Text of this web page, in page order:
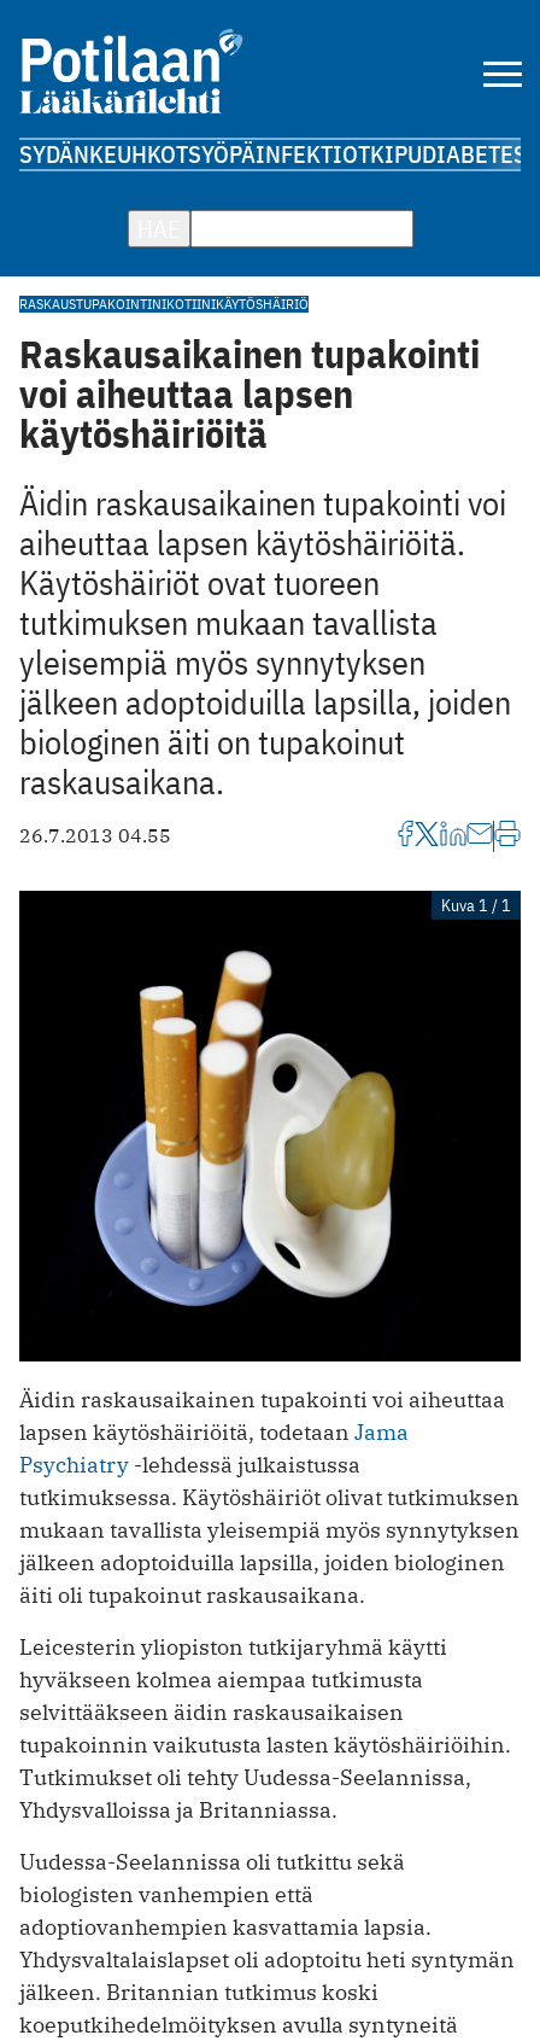
SYDÄNKEUHKOTSYÖPÄINFEKTIOTKIPUDIABETES
RASKAUSTUPAKOINTINIKOTIINIKÄYTÖSHÄIRIÖ
Raskausaikainen tupakointi
voi aiheuttaa lapsen
käytöshäiriöitä
Äidin raskausaikainen tupakointi voi
aiheuttaa lapsen käytöshäiriöitä.
Käytöshäiriöt ovat tuoreen
tutkimuksen mukaan tavallista
yleisempiä myös synnytyksen
jälkeen adoptoiduilla lapsilla, joiden
biologinen äiti on tupakoinut
raskausaikana.
26.7.2013 04.55
Kuva 1 / 1
Äidin raskausaikainen tupakointi voi aiheuttaa
lapsen käytöshäiriöitä, todetaan Jama
Psychiatry -lehdessä julkaistussa
tutkimuksessa. Käytöshäiriöt olivat tutkimuksen
mukaan tavallista yleisempiä myös synnytyksen
jälkeen adoptoiduilla lapsilla, joiden biologinen
äiti oli tupakoinut raskausaikana.
Leicesterin yliopiston tutkijaryhmä käytti
hyväkseen kolmea aiempaa tutkimusta
selvittääkseen äidin raskausaikaisen
tupakoinnin vaikutusta lasten käytöshäiriöihin.
Tutkimukset oli tehty Uudessa-Seelannissa,
Yhdysvalloissa ja Britanniassa.
Uudessa-Seelannissa oli tutkittu sekä
biologisten vanhempien että
adoptiovanhempien kasvattamia lapsia.
Yhdysvaltalaislapset oli adoptoitu heti syntymän
jälkeen. Britannian tutkimus koski
koeputkihedelmöityksen avulla syntyneitä